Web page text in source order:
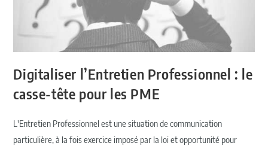
Digitaliser l’Entretien Professionnel : le
casse-tête pour les PME
L'Entretien Professionnel est une situation de communication
particulière, à la fois exercice imposé par la loi et opportunité pour